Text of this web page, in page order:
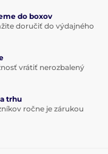
do boxov
doručiť do výdajného
vrátiť nerozbalený
trhu
ročne je zárukou